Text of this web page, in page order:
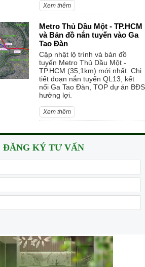
Xem thêm
Metro Thủ Dầu Một - TP.HCM
và Bản đồ nắn tuyến vào Ga
Tao Đàn
Cập nhật lộ trình và bản đồ
tuyến Metro Thủ Dầu Một -
TP.HCM (35,1km) mới nhất. Chi
tiết đoạn nắn tuyến QL13, kết
nối Ga Tao Đàn, TOP dự án BĐS
hưởng lợi.
Xem thêm
ĐĂNG KÝ TƯ VẤN